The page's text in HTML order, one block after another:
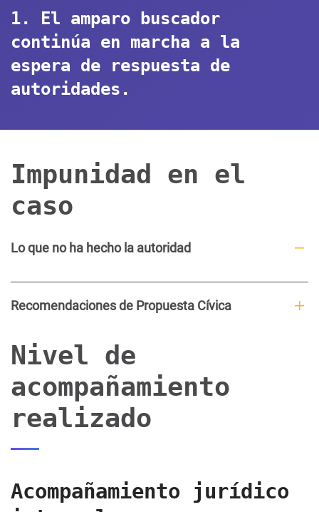
1. El amparo buscador
continúa en marcha a la
espera de respuesta de
autoridades.
Impunidad en el
caso
Lo que no ha hecho la autoridad
Recomendaciones de Propuesta Cívica
Nivel de
acompañamiento
realizado
Acompañamiento jurídico